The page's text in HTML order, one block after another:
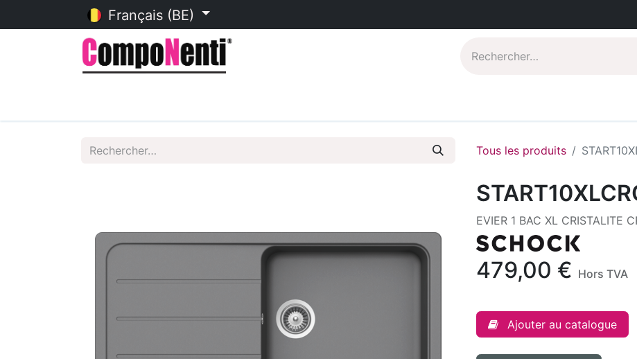
Français (BE)
Tous les produits
EVIER 1 BAC XL CRISTALITE
479,00 € Hors TVA
Ajouter au catalogue